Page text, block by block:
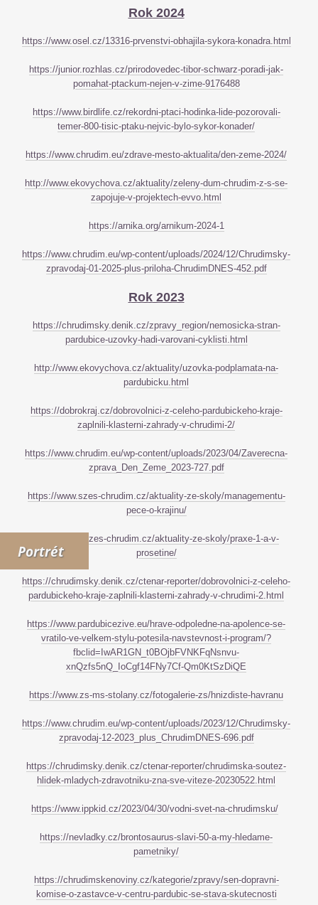
Rok 2024
https://www.osel.cz/13316-prvenstvi-obhajila-sykora-konadra.html
https://junior.rozhlas.cz/prirodovedec-tibor-schwarz-poradi-jak-
pomahat-ptackum-nejen-v-zime-9176488
https://www.birdlife.cz/rekordni-ptaci-hodinka-lide-pozorovali-
temer-800-tisic-ptaku-nejvic-bylo-sykor-konader/
https://www.chrudim.eu/zdrave-mesto-aktualita/den-zeme-2024/
http://www.ekovychova.cz/aktuality/zeleny-dum-chrudim-z-s-se-
zapojuje-v-projektech-evvo.html
https://arnika.org/arnikum-2024-1
https://www.chrudim.eu/wp-content/uploads/2024/12/Chrudimsky-
zpravodaj-01-2025-plus-priloha-ChrudimDNES-452.pdf
Rok 2023
https://chrudimsky.denik.cz/zpravy_region/nemosicka-stran-
pardubice-uzovky-hadi-varovani-cyklisti.html
http://www.ekovychova.cz/aktuality/uzovka-podplamata-na-
pardubicku.html
https://dobrokraj.cz/dobrovolnici-z-celeho-pardubickeho-kraje-
zaplnili-klasterni-zahrady-v-chrudimi-2/
https://www.chrudim.eu/wp-content/uploads/2023/04/Zaverecna-
zprava_Den_Zeme_2023-727.pdf
https://www.szes-chrudim.cz/aktuality-ze-skoly/managementu-
pece-o-krajinu/
https://www.szes-chrudim.cz/aktuality-ze-skoly/praxe-1-a-v-
prosetine/
https://chrudimsky.denik.cz/ctenar-reporter/dobrovolnici-z-celeho-
pardubickeho-kraje-zaplnili-klasterni-zahrady-v-chrudimi-2.html
https://www.pardubicezive.eu/hrave-odpoledne-na-apolence-se-
vratilo-ve-velkem-stylu-potesila-navstevnost-i-program/?
fbclid=IwAR1GN_t0BOjbFVNKFqNsnvu-
xnQzfs5nQ_IoCgf14FNy7Cf-Qm0KtSzDiQE
https://www.zs-ms-stolany.cz/fotogalerie-zs/hnizdiste-havranu
https://www.chrudim.eu/wp-content/uploads/2023/12/Chrudimsky-
zpravodaj-12-2023_plus_ChrudimDNES-696.pdf
https://chrudimsky.denik.cz/ctenar-reporter/chrudimska-soutez-
hlidek-mladych-zdravotniku-zna-sve-viteze-20230522.html
https://www.ippkid.cz/2023/04/30/vodni-svet-na-chrudimsku/
https://nevladky.cz/brontosaurus-slavi-50-a-my-hledame-
pametniky/
https://chrudimskenoviny.cz/kategorie/zpravy/sen-dopravni-
komise-o-zastavce-v-centru-pardubic-se-stava-skutecnosti
Portrét